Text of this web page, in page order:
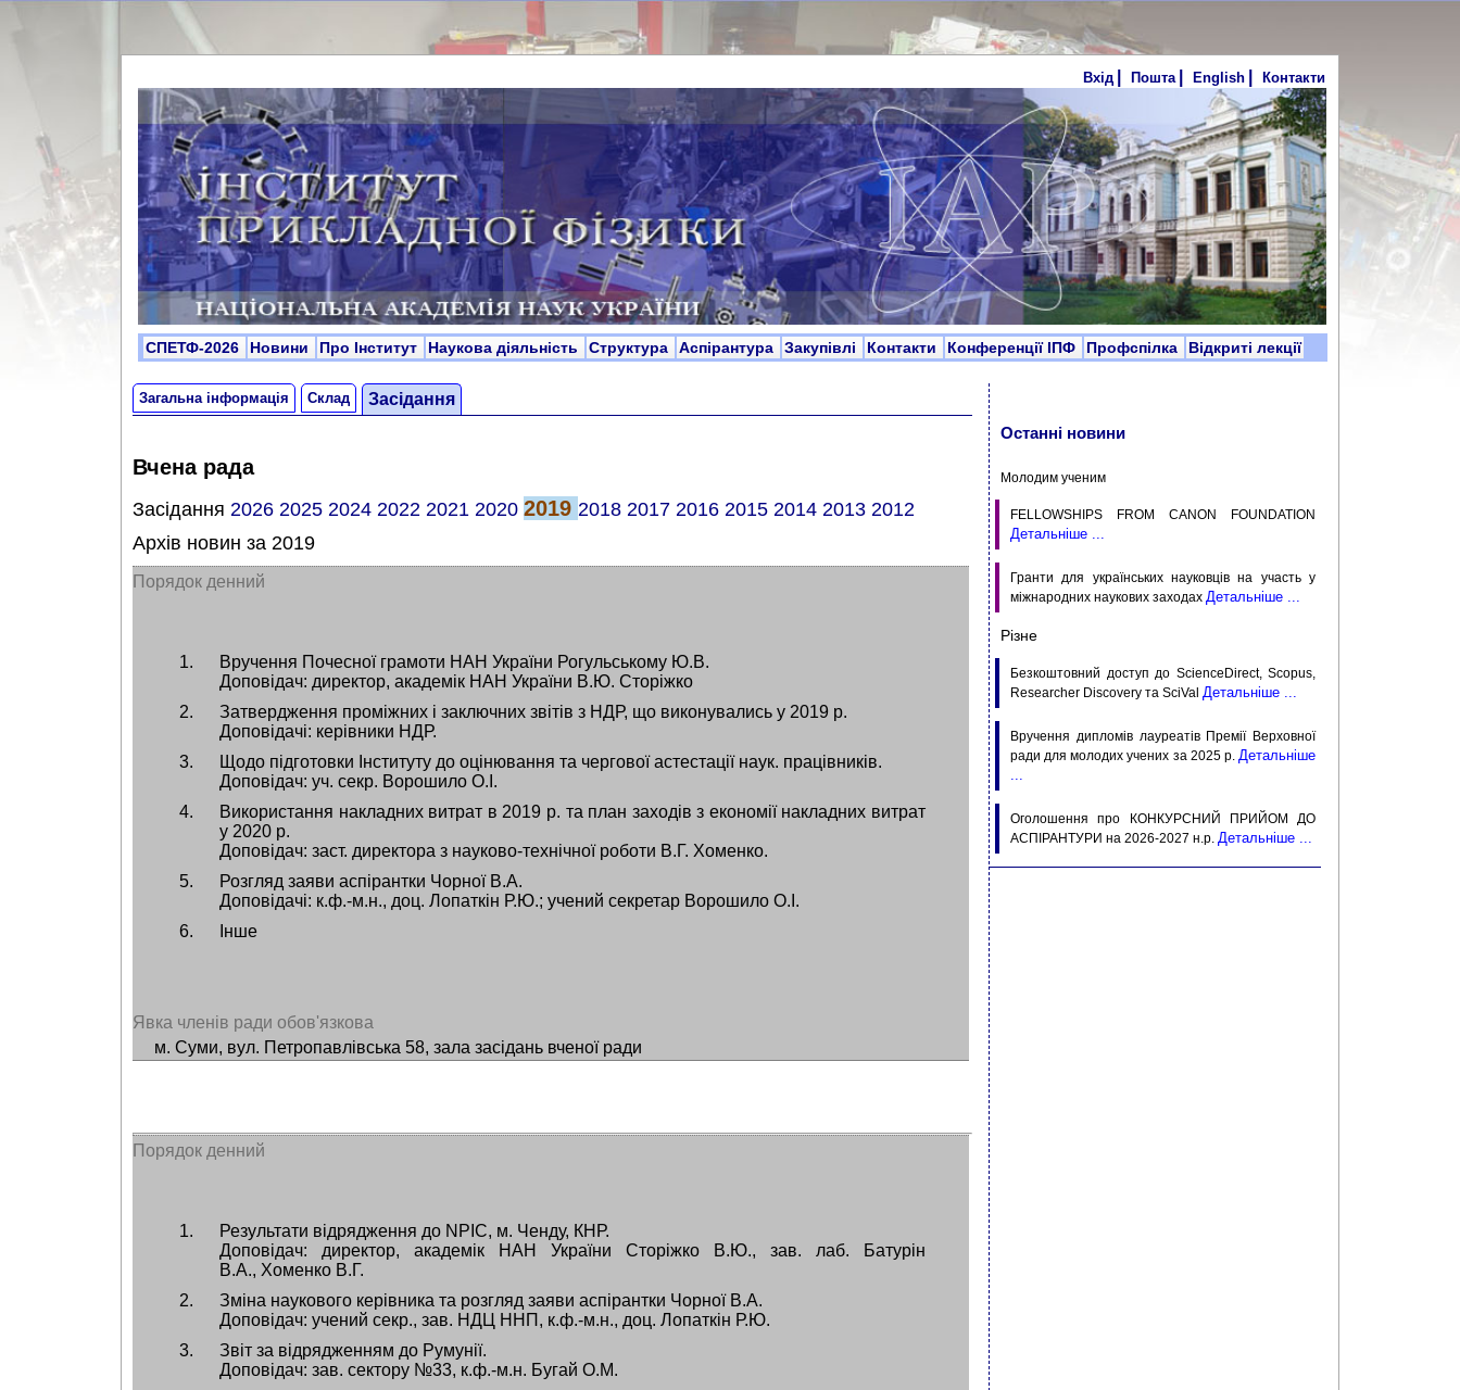
Контакти
English
Пошта
Вхід
СПЕТФ-2026 Новини Про Інститут Наукова діяльність Структура Аспірантура Закупівлі Контакти Конференції ІПФ Профспілка Відкриті лекції
Загальна інформація Склад Засідання
Вчена рада
Засідання 2026 2025 2024 2022 2021 2020 2019 2018 2017 2016 2015 2014 2013 2012
Архів новин за 2019
Порядок денний
Вручення Почесної грамоти НАН України Рогульському Ю.В.
Доповідач: директор, академік НАН України В.Ю. Сторіжко
Затвердження проміжних і заключних звітів з НДР, що виконувались у 2019 р.
Доповідачі: керівники НДР.
Щодо підготовки Інституту до оцінювання та чергової астестації наук. працівників.
Доповідач: уч. секр. Ворошило О.І.
Використання накладних витрат в 2019 р. та план заходів з економії накладних витрат
у 2020 р.
Доповідач: заст. директора з науково-технічної роботи В.Г. Хоменко.
Розгляд заяви аспірантки Чорної В.А.
Доповідачі: к.ф.-м.н., доц. Лопаткін Р.Ю.; учений секретар Ворошило О.І.
Інше
Явка членів ради обов'язкова
м. Суми, вул. Петропавлівська 58, зала засідань вченої ради
Порядок денний
Результати відрядження до NPIC, м. Ченду, КНР.
Доповідач: директор, академік НАН України Сторіжко В.Ю., зав. лаб. Батурін
В.А., Хоменко В.Г.
Зміна наукового керівника та розгляд заяви аспірантки Чорної В.А.
Доповідач: учений секр., зав. НДЦ ННП, к.ф.-м.н., доц. Лопаткін Р.Ю.
Звіт за відрядженням до Румунії.
Доповідач: зав. сектору №33, к.ф.-м.н. Бугай О.М.
Останні новини
Молодим ученим
FELLOWSHIPS FROM CANON FOUNDATION
Детальніше ...
Гранти для українських науковців на участь у
міжнародних наукових заходах Детальніше ...
Різне
Безкоштовний доступ до ScienceDirect, Scopus,
Researcher Discovery та SciVal Детальніше ...
Вручення дипломів лауреатів Премії Верховної
ради для молодих учених за 2025 р. Детальніше
...
Оголошення про КОНКУРСНИЙ ПРИЙОМ ДО
АСПIРАНТУРИ на 2026-2027 н.р. Детальніше ...